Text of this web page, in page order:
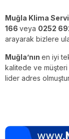
Muğla Klima
166 veya 0252
arayarak bizlere
Muğla’nın en iyi
kalitede ve
lider adres